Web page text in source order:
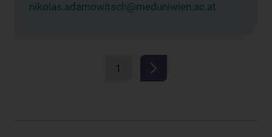
nikolas.adamowitsch@meduniwien.ac.at
1